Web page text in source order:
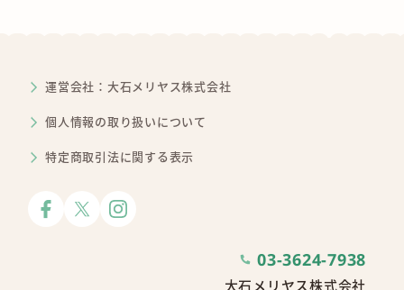
運営会社：大石メリヤス株式会社
個人情報の取り扱いについて
特定商取引法に関する表示
03-3624-7938
大石メリヤス株式会社